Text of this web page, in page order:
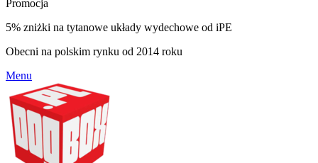
Promocja
5% zniżki na tytanowe układy wydechowe od iPE
Obecni na polskim rynku od 2014 roku
Menu